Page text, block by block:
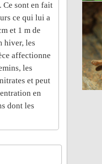
Ce sont en fait
ce qui lui a
et 1 m de
hiver, les
affectionne
les
et peut
en
dont les